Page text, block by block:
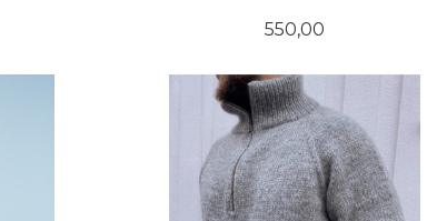
Pris
550,00
LES MER